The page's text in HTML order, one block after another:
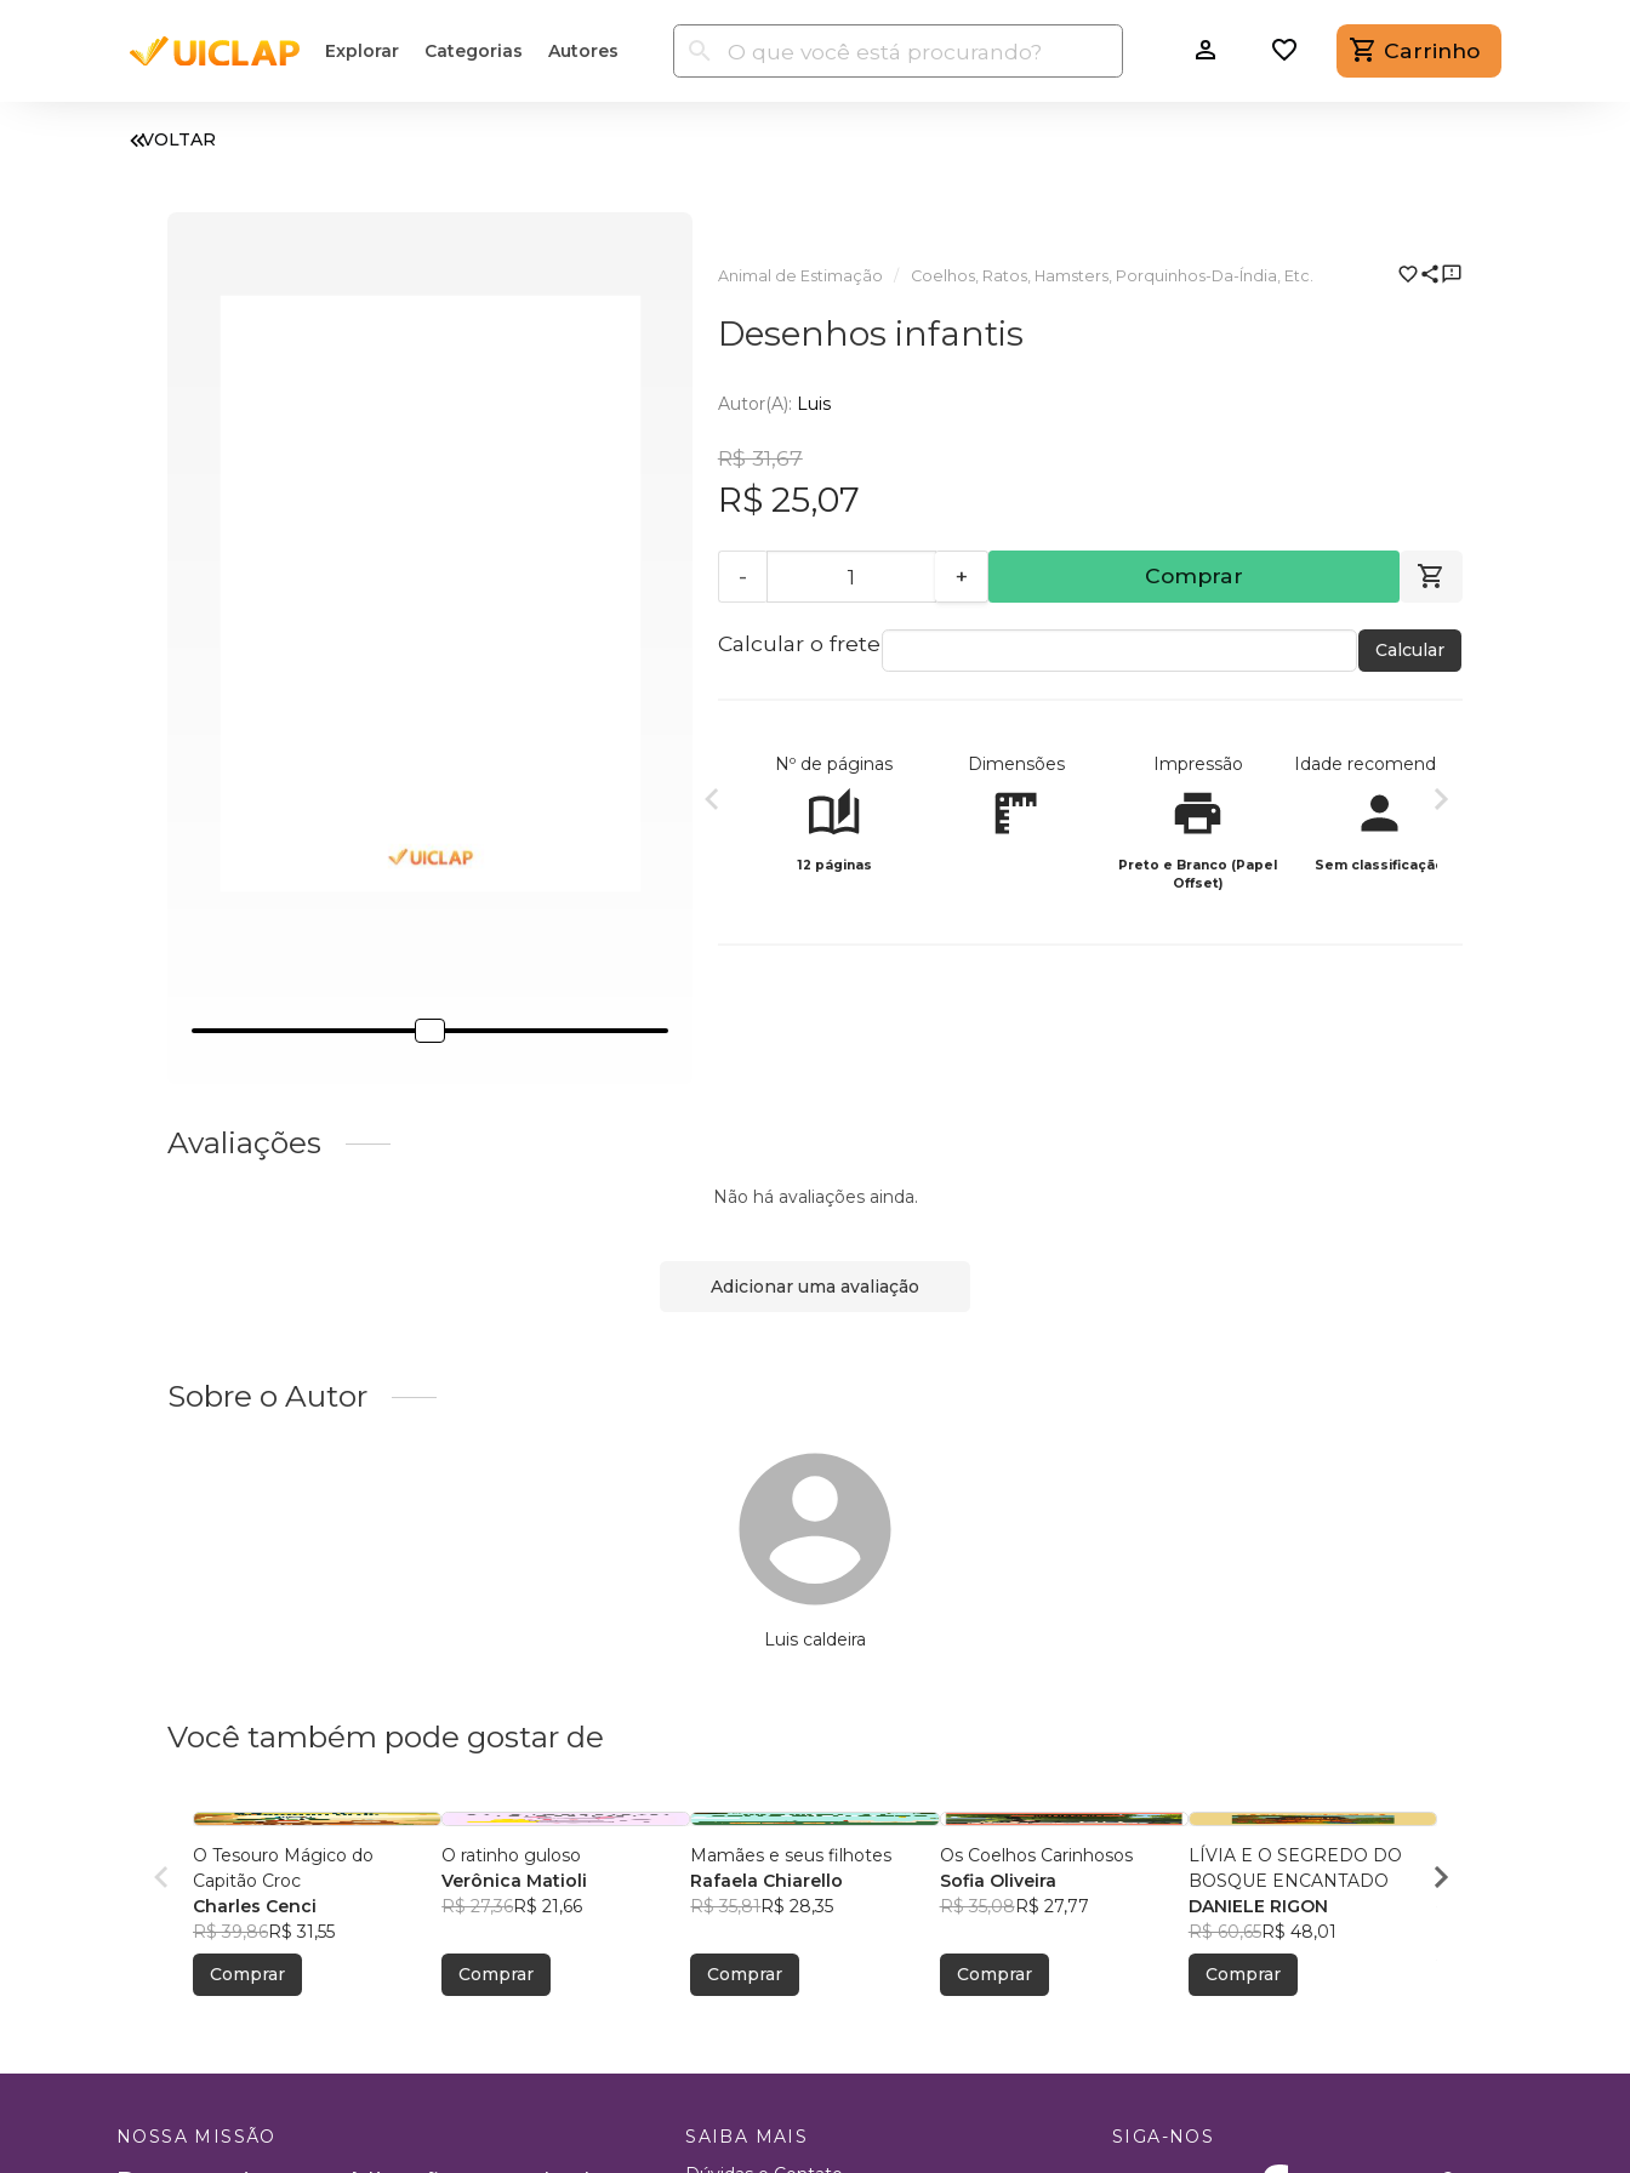
Explorar Categorias Autores Carrinho
VOLTAR
Animal de Estimação Coelhos, Ratos, Hamsters, Porquinhos-Da-Índia, Etc.
Desenhos infantis
Autor(a): Luis
R$ 31,67
R$ 25,07
- + Comprar
Calcular o frete Calcular
Nº de páginas
12 páginas
Dimensões Impressão
Preto e Branco (Papel
Offset)
Idade recomendada
Sem classificação
Avaliações
Não há avaliações ainda.
Adicionar uma avaliação
Sobre o Autor
Luis caldeira
Você também pode gostar de
O Tesouro Mágico do
Capitão Croc
Charles Cenci
R$ 39,86R$ 31,55
Comprar
O ratinho guloso
Verônica Matioli
R$ 27,36R$ 21,66
Comprar
Mamães e seus filhotes
Rafaela Chiarello
R$ 35,81R$ 28,35
Comprar
Os Coelhos Carinhosos
Sofia Oliveira
R$ 35,08R$ 27,77
Comprar
LÍVIA E O SEGREDO DO
BOSQUE ENCANTADO
DANIELE RIGON
R$ 60,65R$ 48,01
Comprar
Tatiane Ribeiro
NOSSA MISSÃO
SAIBA MAIS
SIGA-NOS